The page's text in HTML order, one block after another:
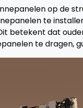
op de
te
betekent dat
te dragen,